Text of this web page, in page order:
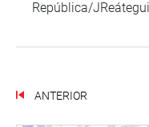
República/
ANTERIOR